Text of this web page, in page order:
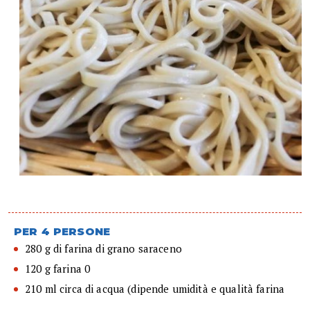
PER 4 PERSONE
280 g di farina di grano saraceno
120 g farina 0
210 ml circa di acqua (dipende umidità e qualità farina